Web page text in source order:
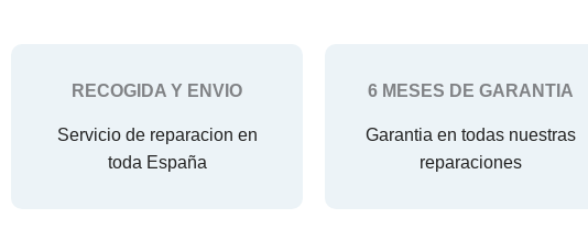
RECOGIDA Y ENVIO
Servicio de reparacion en
toda España
6 MESES DE GARANTIA
Garantia en todas nuestras
reparaciones